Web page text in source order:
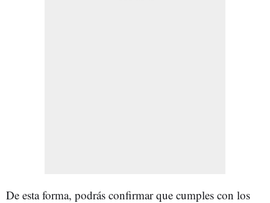
De esta forma, podrás confirmar que cumples con los